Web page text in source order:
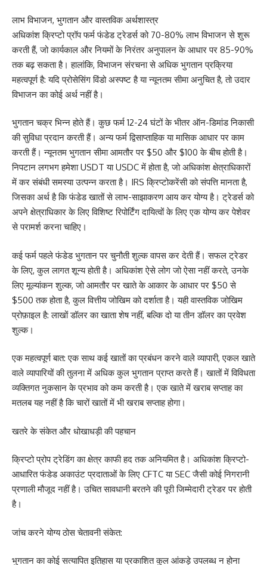
लाभ विभाजन, भुगतान और वास्तविक अर्थशास्त्र
अधिकांश क्रिप्टो प्रॉप फर्म फंडेड ट्रेडर्स को 70-80% लाभ विभाजन से शुरू
करती हैं, जो कार्यकाल और नियमों के निरंतर अनुपालन के आधार पर 85-90%
तक बढ़ सकता है। हालांकि, विभाजन संरचना से अधिक भुगतान प्रक्रिया
महत्वपूर्ण है: यदि प्रोसेसिंग विंडो अस्पष्ट है या न्यूनतम सीमा अनुचित है, तो उदार
विभाजन का कोई अर्थ नहीं है।
भुगतान चक्र भिन्न होते हैं। कुछ फर्म 12-24 घंटों के भीतर ऑन-डिमांड निकासी
की सुविधा प्रदान करती हैं। अन्य फर्म द्विसाप्ताहिक या मासिक आधार पर काम
करती हैं। न्यूनतम भुगतान सीमा आमतौर पर $50 और $100 के बीच होती है।
निपटान लगभग हमेशा USDT या USDC में होता है, जो अधिकांश क्षेत्राधिकारों
में कर संबंधी समस्या उत्पन्न करता है। IRS क्रिप्टोकरेंसी को संपत्ति मानता है,
जिसका अर्थ है कि फंडेड खातों से लाभ-साझाकरण आय कर योग्य है। ट्रेडर्स को
अपने क्षेत्राधिकार के लिए विशिष्ट रिपोर्टिंग दायित्वों के लिए एक योग्य कर पेशेवर
से परामर्श करना चाहिए।
कई फर्म पहले फंडेड भुगतान पर चुनौती शुल्क वापस कर देती हैं। सफल ट्रेडर
के लिए, कुल लागत शून्य होती है। अधिकांश ऐसे लोग जो ऐसा नहीं करते, उनके
लिए मूल्यांकन शुल्क, जो आमतौर पर खाते के आकार के आधार पर $50 से
$500 तक होता है, कुल वित्तीय जोखिम को दर्शाता है। यही वास्तविक जोखिम
प्रोफ़ाइल है: लाखों डॉलर का खाता शेष नहीं, बल्कि दो या तीन डॉलर का प्रवेश
शुल्क।
एक महत्वपूर्ण बात: एक साथ कई खातों का प्रबंधन करने वाले व्यापारी, एकल खाते
वाले व्यापारियों की तुलना में अधिक कुल भुगतान प्राप्त करते हैं। खातों में विविधता
व्यक्तिगत नुकसान के प्रभाव को कम करती है। एक खाते में खराब सप्ताह का
मतलब यह नहीं है कि चारों खातों में भी खराब सप्ताह होगा।
खतरे के संकेत और धोखाधड़ी की पहचान
क्रिप्टो प्रोप ट्रेडिंग का क्षेत्र काफी हद तक अनियमित है। अधिकांश क्रिप्टो-
आधारित फंडेड अकाउंट प्रदाताओं के लिए CFTC या SEC जैसी कोई निगरानी
प्रणाली मौजूद नहीं है। उचित सावधानी बरतने की पूरी जिम्मेदारी ट्रेडर पर होती
है।
जांच करने योग्य ठोस चेतावनी संकेत:
भुगतान का कोई सत्यापित इतिहास या प्रकाशित कुल आंकड़े उपलब्ध न होना